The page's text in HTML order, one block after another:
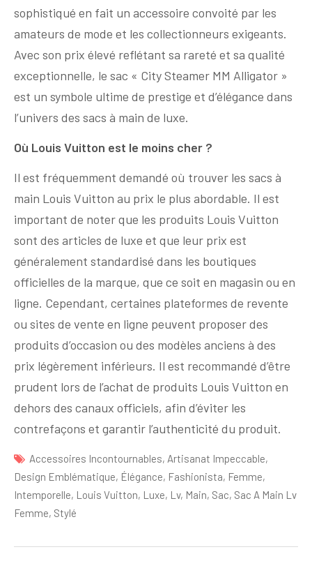
sophistiqué en fait un accessoire convoité par les
amateurs de mode et les collectionneurs exigeants.
Avec son prix élevé reflétant sa rareté et sa qualité
exceptionnelle, le sac « City Steamer MM Alligator »
est un symbole ultime de prestige et d’élégance dans
l’univers des sacs à main de luxe.
Où Louis Vuitton est le moins cher ?
Il est fréquemment demandé où trouver les sacs à
main Louis Vuitton au prix le plus abordable. Il est
important de noter que les produits Louis Vuitton
sont des articles de luxe et que leur prix est
généralement standardisé dans les boutiques
officielles de la marque, que ce soit en magasin ou en
ligne. Cependant, certaines plateformes de revente
ou sites de vente en ligne peuvent proposer des
produits d’occasion ou des modèles anciens à des
prix légèrement inférieurs. Il est recommandé d’être
prudent lors de l’achat de produits Louis Vuitton en
dehors des canaux officiels, afin d’éviter les
contrefaçons et garantir l’authenticité du produit.
Accessoires Incontournables, Artisanat Impeccable,
Design Emblématique, Élégance, Fashionista, Femme,
Intemporelle, Louis Vuitton, Luxe, Lv, Main, Sac, Sac A Main Lv
Femme, Stylé